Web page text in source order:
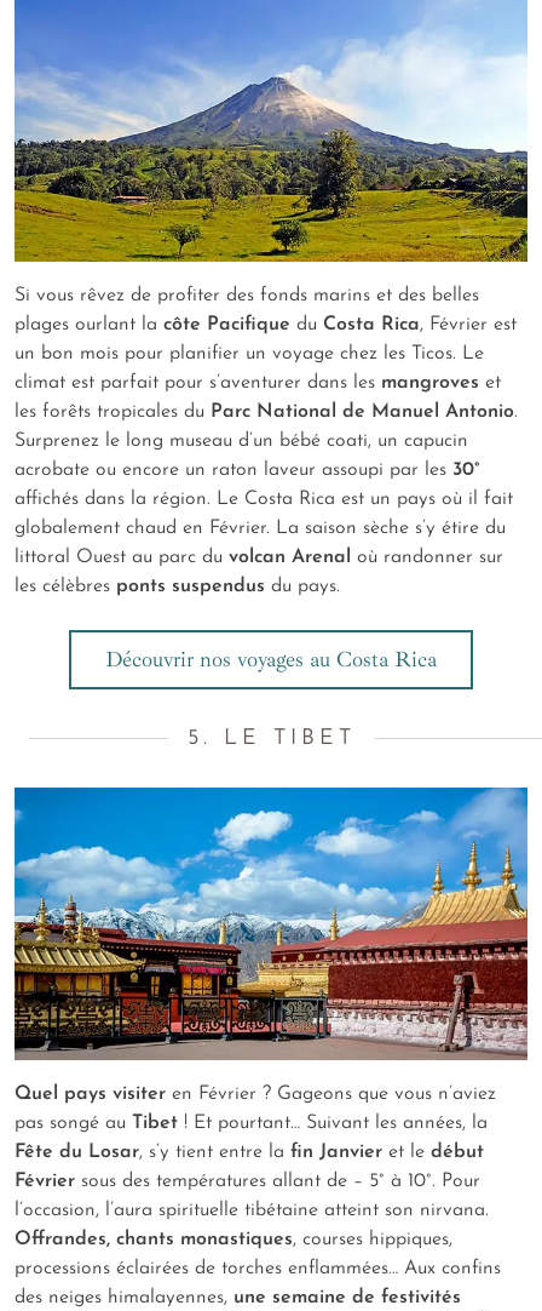
Si vous rêvez de profiter des fonds marins et des belles
plages ourlant la côte Pacifique du Costa Rica, Février est
un bon mois pour planifier un voyage chez les Ticos. Le
climat est parfait pour s’aventurer dans les mangroves et
les forêts tropicales du Parc National de Manuel Antonio.
Surprenez le long museau d’un bébé coati, un capucin
acrobate ou encore un raton laveur assoupi par les 30°
affichés dans la région. Le Costa Rica est un pays où il fait
globalement chaud en Février. La saison sèche s’y étire du
littoral Ouest au parc du volcan Arenal
où randonner sur
les célèbres ponts suspendus du pays.
Découvrir nos voyages au Costa Rica
5. LE TIBET
Quel pays visiter en Février ? Gageons que vous n’aviez
pas songé au Tibet ! Et pourtant… Suivant les années, la
Fête du Losar, s’y tient entre la fin Janvier et le début
Février sous des températures allant de – 5° à 10°. Pour
l’occasion, l’aura spirituelle tibétaine atteint son nirvana.
Offrandes, chants monastiques, courses hippiques,
processions éclairées de torches enflammées… Aux confins
des neiges himalayennes, une semaine de festivités